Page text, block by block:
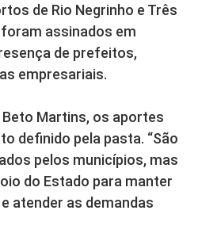
de Rio Negrinho e Três
assinados em
de prefeitos,
empresariais.
Martins, os aportes
definido pela pasta. “São
pelos municípios, mas
do Estado para manter
atender as demandas